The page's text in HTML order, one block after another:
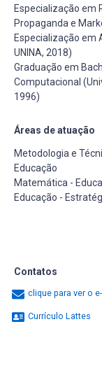
Especialização em
Propaganda e
Especialização em
UNINA, 2018)
Graduação em
Computacional
1996)
Áreas de atuação
Metodologia e
Educação
Matemática -
Educação -
Contatos
clique para ver o
Currículo Lattes